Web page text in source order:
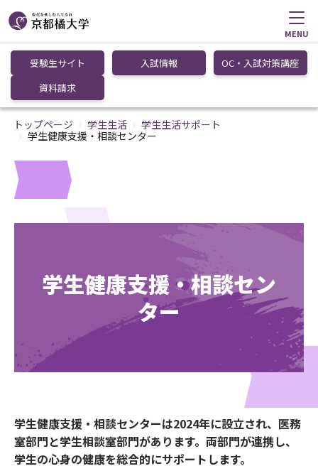
MENU
受験生サイト 入試情報
OC・入試対策講座
資料請求
トップページ 学生生活
学生生活サポート
学生健康支援・相談センター
学生健康支援・相談セン
ター
学生健康支援・相談センターは2024年に設立され、医務
室部門と学生相談室部門があります。両部門が連携し、
学生の心身の健康を総合的にサポートします。